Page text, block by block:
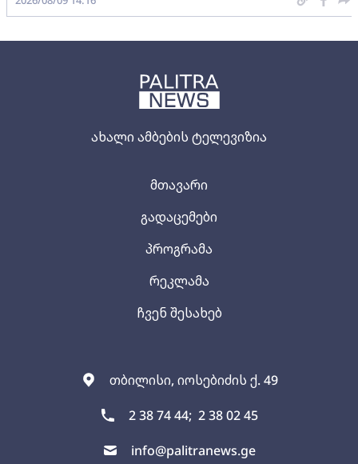
ახალი ამბების ტელევიზია
თბილისი, იოსებიძის ქ. 49
2 38 74 44; 2 38 02 45
info@palitranews.ge
მთავარი
გადაცემები
პროგრამა
რეკლამა
ჩვენ შესახებ